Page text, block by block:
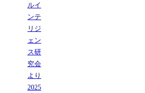
ルイ
ンテ
リジ
ェン
ス研
究会
より
2025